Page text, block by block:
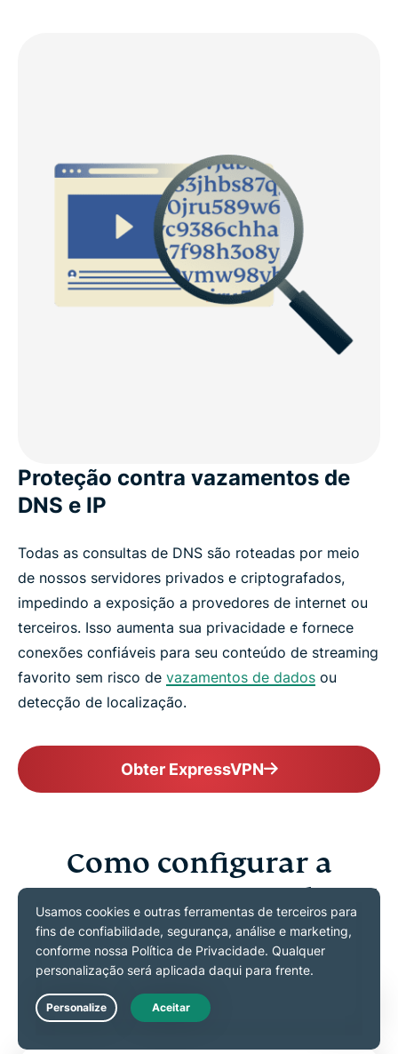
Proteção contra vazamentos de
DNS e IP
Todas as consultas de DNS são roteadas por meio
de nossos servidores privados e criptografados,
impedindo a exposição a provedores de internet ou
terceiros. Isso aumenta sua privacidade e fornece
conexões confiáveis ​​para seu conteúdo de streaming
favorito sem risco de vazamentos de dados ou
detecção de localização.
Obter ExpressVPN
Como configurar a
ExpressVPN na Apple TV
Opção 1: utilize o aplicativo da
ExpressVPN para tvOS (Apple TV
17/18)